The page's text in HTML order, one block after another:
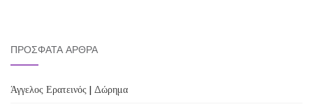
ΠΡΌΣΦΑΤΑ ΆΡΘΡΑ
Άγγελος Ερατεινός | Δώρημα